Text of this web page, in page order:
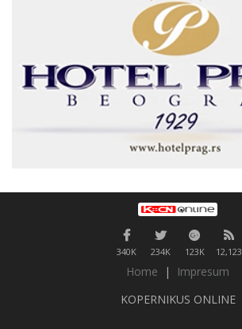
340K 234K 123K 12,123
Home |
Impresum
KOPERNIKUS ONLINE